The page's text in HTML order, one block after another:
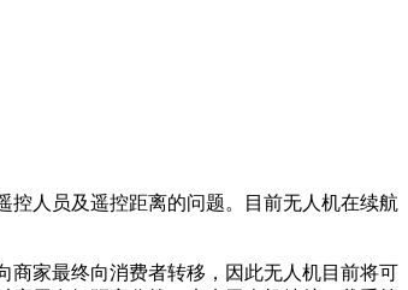
人员及遥控距离的问题。目前无人机在续航
商家最终向消费者转移，因此无人机目前将可